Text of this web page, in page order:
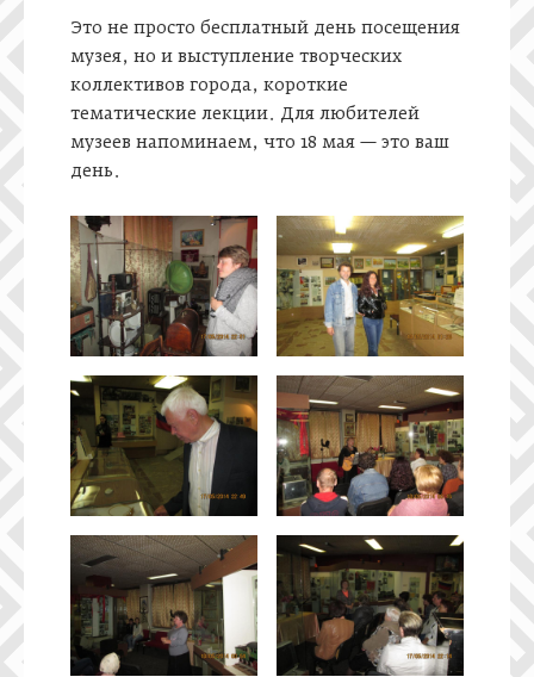
Это не просто бесплатный день посещения
музея, но и выступление творческих
коллективов города, короткие
тематические лекции. Для любителей
музеев напоминаем, что 18 мая — это ваш
день.